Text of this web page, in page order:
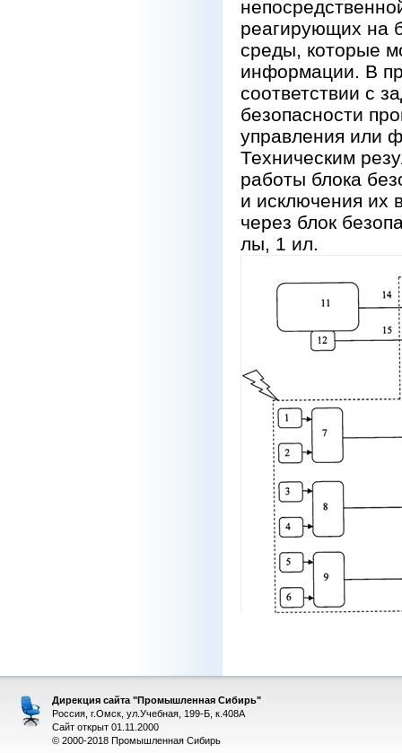
реагирующих на
среды, которые
информации. В
соответствии с
безопасности
управления или
Техническим
работы блока
и исключения их
через блок
лы, 1 ил.
Дирекция сайта "Промышленная Сибирь"
Россия, г.Омск, ул.Учебная, 199-Б, к.408А
Сайт открыт 01.11.2000
© 2000-2018 Промышленная Сибирь